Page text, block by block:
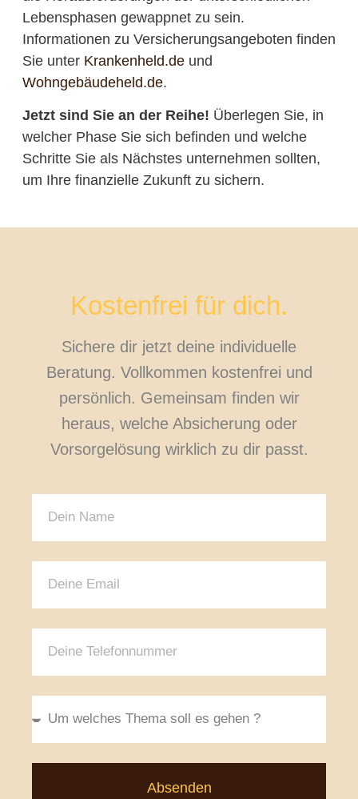
Lebensphasen gewappnet zu sein.
Informationen zu Versicherungsangeboten finden
Sie unter Krankenheld.deund
Wohngebäudeheld.de.
Jetzt sind Sie an der Reihe! Überlegen Sie, in
welcher Phase Sie sich befinden und welche
Schritte Sie als Nächstes unternehmen sollten,
um Ihre finanzielle Zukunft zu sichern.
Kostenfrei für dich.
Sichere dir jetzt deine individuelle
Beratung. Vollkommen kostenfrei und
persönlich. Gemeinsam finden wir
heraus, welche Absicherung oder
Vorsorgelösung wirklich zu dir passt.
Absenden